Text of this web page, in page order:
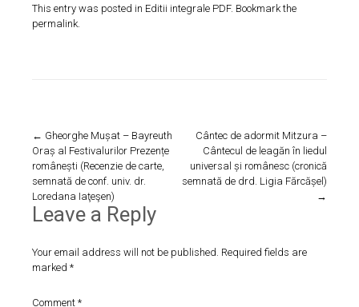
This entry was posted in Editii integrale PDF. Bookmark the
permalink
Post
navigation
← Gheorghe Mușat – Bayreuth
Oraș al Festivalurilor Prezențe
românești (Recenzie de carte,
semnată de conf. univ. dr.
Loredana Iaţeşen)
Cântec de adormit Mitzura –
Cântecul de leagăn în liedul
universal și românesc (cronică
semnată de drd. Ligia Fărcășel)
→
Leave a Reply
Your email address will not be published. Required fields are
marked *
Comment *